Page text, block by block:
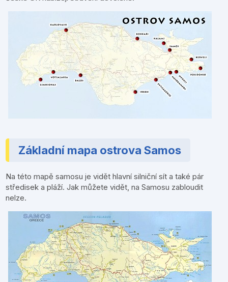
Základní mapa ostrova Samos
Na této mapě samosu je vidět hlavní silniční sít a také pár
středisek a pláží. Jak můžete vidět, na Samosu zabloudit
nelze.